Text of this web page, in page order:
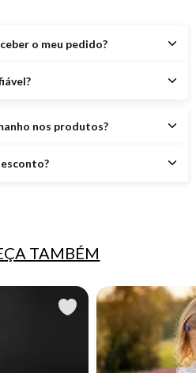
o meu pedido?
nos produtos?
TAMBÉM